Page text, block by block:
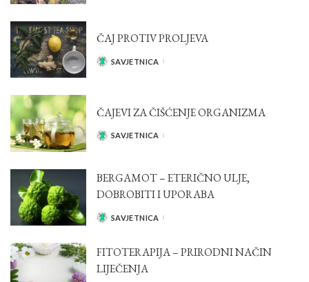
ČAJ PROTIV PROLJEVA
POSTED
SAVJETNICA
ČAJEVI ZA ČIŠĆENJE ORGANIZMA
POSTED
SAVJETNICA
BERGAMOT – ETERIČNO ULJE,
DOBROBITI I UPORABA
POSTED
SAVJETNICA
FITOTERAPIJA – PRIRODNI NAČIN
LIJEČENJA